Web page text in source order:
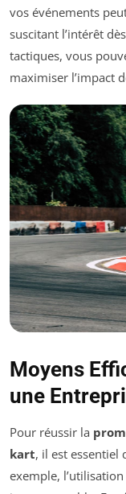
vos événements
suscitant l’intérêt
tactiques, vous
maximiser l’impact
Moyens
une
Pour réussir la
kart, il est essentiel
exemple,